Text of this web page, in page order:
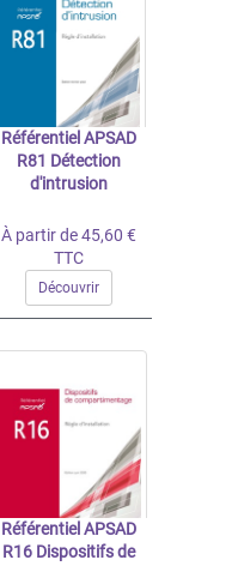
Référentiel APSAD
R81 Détection
d'intrusion
À partir de 45,60 €
TTC
Découvrir
Référentiel APSAD
R16 Dispositifs de